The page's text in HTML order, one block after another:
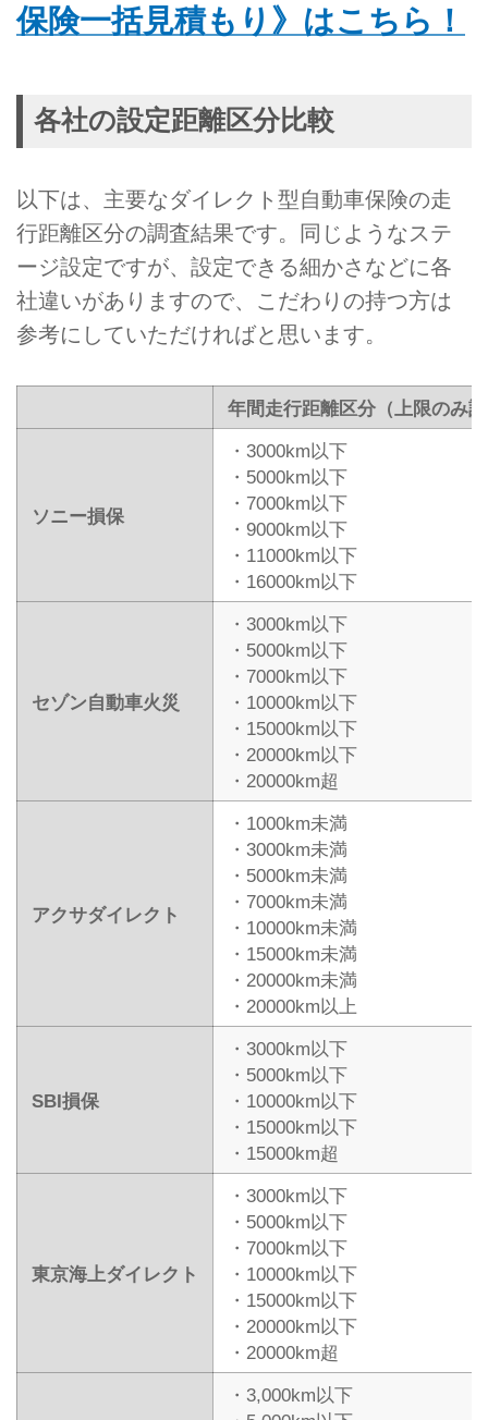
保険一括見積もり》はこちら！
各社の設定距離区分比較
以下は、主要なダイレクト型自動車保険の走
行距離区分の調査結果です。同じようなステ
ージ設定ですが、設定できる細かさなどに各
社違いがありますので、こだわりの持つ方は
参考にしていただければと思います。
年間走行距離区分（上限のみ
ソニー損保
・3000km以下
・5000km以下
・7000km以下
・9000km以下
・11000km以下
・16000km以下
セゾン自動車火災
・3000km以下
・5000km以下
・7000km以下
・10000km以下
・15000km以下
・20000km以下
・20000km超
アクサダイレクト
・1000km未満
・3000km未満
・5000km未満
・7000km未満
・10000km未満
・15000km未満
・20000km未満
・20000km以上
SBI損保
・3000km以下
・5000km以下
・10000km以下
・15000km以下
・15000km超
東京海上ダイレクト
・3000km以下
・5000km以下
・7000km以下
・10000km以下
・15000km以下
・20000km以下
・20000km超
・3,000km以下